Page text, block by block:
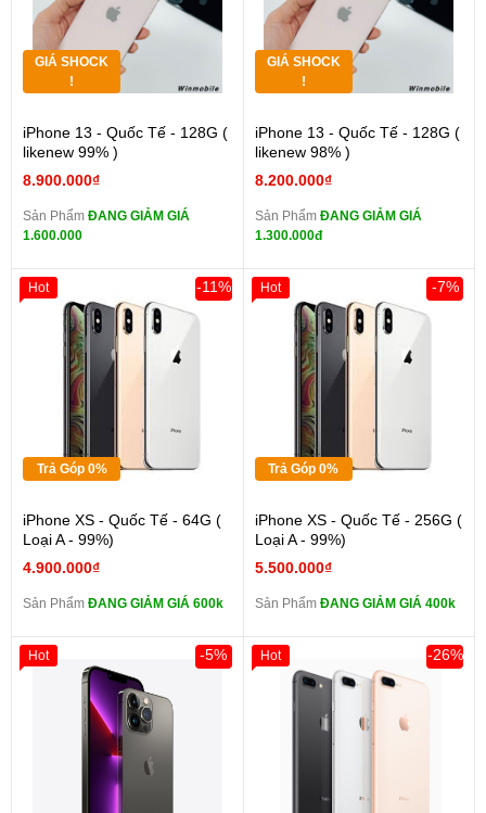
GIÁ SHOCK
!
iPhone 13 - Quốc Tế - 128G (
likenew 99% )
8.900.000₫
Sản Phẩm ĐANG GIẢM GIÁ
1.600.000
GIÁ SHOCK
!
iPhone 13 - Quốc Tế - 128G (
likenew 98% )
8.200.000₫
Sản Phẩm ĐANG GIẢM GIÁ
1.300.000đ
Trả Góp 0%
iPhone XS - Quốc Tế - 64G (
Loại A - 99%)
4.900.000₫
-11%
Sản Phẩm ĐANG GIẢM GIÁ 600k
Hot
Trả Góp 0%
iPhone XS - Quốc Tế - 256G (
Loại A - 99%)
5.500.000₫
-7%
Sản Phẩm ĐANG GIẢM GIÁ 400k
Hot
-5%
Hot -26%
Hot